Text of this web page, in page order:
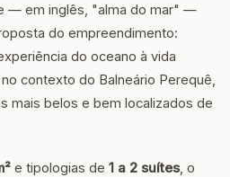
— em inglês, "alma do mar" —
do empreendimento:
do oceano à vida
contexto do Balneário Perequê,
mais belos e bem localizados de
e tipologias de 1 a 2 suítes, o